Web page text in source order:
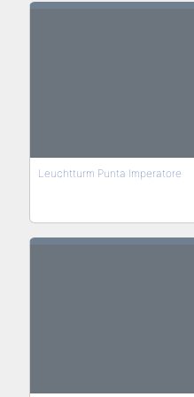
Leuchtturm Punta Imperatore